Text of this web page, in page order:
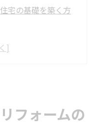
宅の基礎を築く方
らしを目指す窓リ
イミングと進め方
フォームの